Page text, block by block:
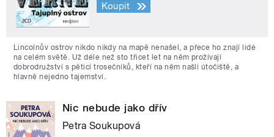
Koupit
Lincolnův ostrov nikdo nikdy na mapě nenašel, a přece ho znají lidé
na celém světě. Už déle než sto třicet let na něm prožívají
dobrodružství s pěticí trosečníků, kteří na něm našli útočiště, a
hlavně nejedno tajemství.
Nic nebude jako dřív
Petra Soukupová